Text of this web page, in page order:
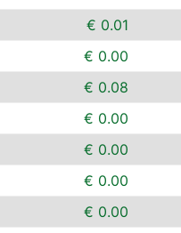
€ 0.01
€ 0.00
€ 0.08
€ 0.00
€ 0.00
€ 0.00
€ 0.00